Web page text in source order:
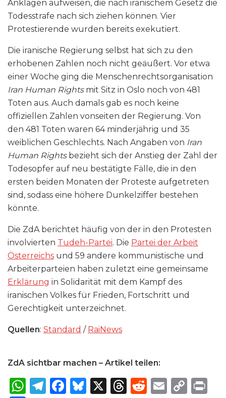
Anklagen aufweisen, die nach iranischem Gesetz die
Todesstrafe nach sich ziehen können. Vier
Protestierende wurden bereits exekutiert.
Die iranische Regierung selbst hat sich zu den
erhobenen Zahlen noch nicht geäußert. Vor etwa
einer Woche ging die Menschenrechtsorganisation
Iran Human Rightsmit Sitz in Oslo noch von 481
Toten aus. Auch damals gab es noch keine
offiziellen Zahlen vonseiten der Regierung. Von
den 481 Toten waren 64 minderjährig und 35
weiblichen Geschlechts. Nach Angaben von Iran
Human Rightsbezieht sich der Anstieg der Zahl der
Todesopfer auf neu bestätigte Fälle, die in den
ersten beiden Monaten der Proteste aufgetreten
sind, sodass eine höhere Dunkelziffer bestehen
könnte.
Die ZdA berichtet häufig von der in den Protesten
involvierten Tudeh-Partei. Die Partei der Arbeit
Österreichs und 59 andere kommunistische und
Arbeiterparteien haben zuletzt eine gemeinsame
Erklärung in Solidarität mit dem Kampf des
iranischen Volkes für Frieden, Fortschritt und
Gerechtigkeit unterzeichnet.
Quellen: Standard / RaiNews
ZdA sichtbar machen – Artikel teilen:
W T
F
B X
T
R
E
C